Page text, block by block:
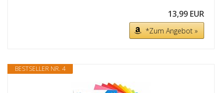
13,99 EUR
*Zum Angebot »
BESTSELLER NR. 4